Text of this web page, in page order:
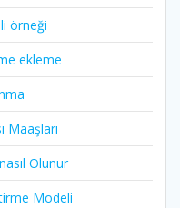
örneği
ekleme
Maaşları
Olunur
Modeli